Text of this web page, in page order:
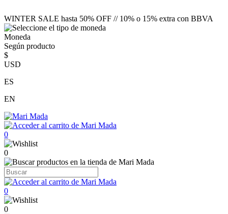
WINTER SALE hasta 50% OFF // 10% o 15% extra con BBVA
Moneda
Según producto
$
USD
ES
EN
0
0
0
0